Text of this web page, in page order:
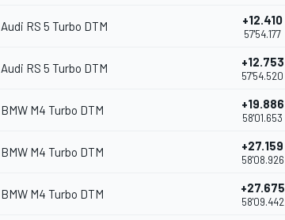
Audi RS 5 Turbo DTM +12.410
57'54.177
Audi RS 5 Turbo DTM +12.753
57'54.520
BMW M4 Turbo DTM +19.886
58'01.653
BMW M4 Turbo DTM +27.159
58'08.926
BMW M4 Turbo DTM +27.675
58'09.442